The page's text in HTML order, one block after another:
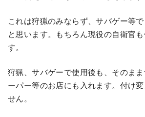
これは狩猟のみならず、サバゲー等
と思います。もちろん現役の自衛官
す。
狩猟、サバゲーで使用後も、そのま
ーパー等のお店にも入れます。付け
せん。